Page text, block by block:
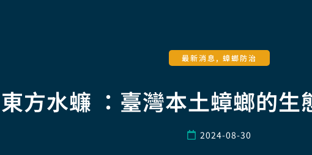
最新消息 , 蟑螂防治
東方水蠊 ：臺灣本土蟑螂的生
2024-08-30